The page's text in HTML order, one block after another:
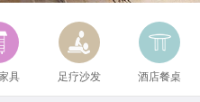
具 足疗沙发 酒店餐桌